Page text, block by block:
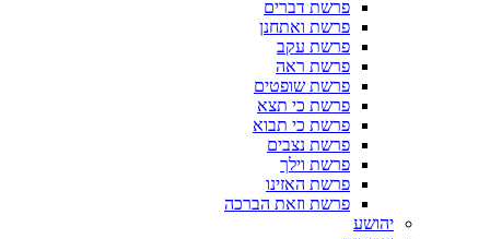
פרשת דברים
פרשת ואתחנן
פרשת עקב
פרשת ראה
פרשת שופטים
פרשת כי תצא
פרשת כי תבוא
פרשת נצבים
פרשת וילך
פרשת האזינו
פרשת וזאת הברכה
יהושע